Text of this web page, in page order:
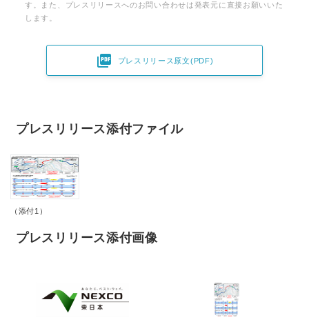
す。また、プレスリリースへのお問い合わせは発表元に直接お願いいた
します。
 プレスリリース原文(PDF)
プレスリリース添付ファイル
（添付1）
プレスリリース添付画像